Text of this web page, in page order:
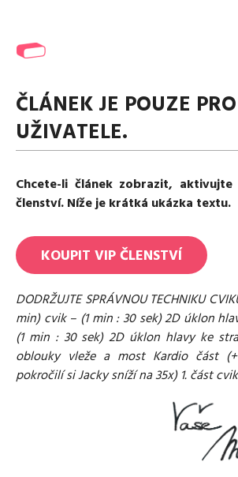
ČLÁNEK JE POUZE
UŽIVATELE.
Chcete-li článek zobrazit,
členství. Níže je krátká ukázka textu.
KOUPIT VIP ČLENSTVÍ
DODRŽUJTE SPRÁVNOU TECHNIKU
min) cvik – (1 min : 30 sek) 2D úklon
(1 min : 30 sek) 2D úklon hlavy ke
oblouky vleže a most Kardio část
pokročilí si Jacky sníží na 35x) 1. část